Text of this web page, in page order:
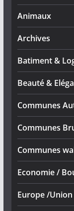
Animaux
Archives
Batiment &
Beauté &
Communes
Communes
Communes
Economie /
Europe /